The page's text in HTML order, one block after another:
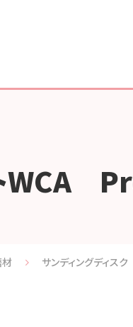
WCA
サンディングディスク